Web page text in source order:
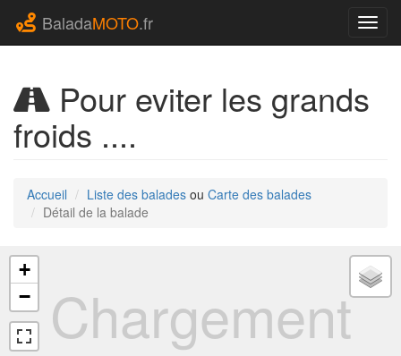
BaladaMOTO.fr
Pour eviter les grands
froids ....
Accueil Liste des balades ou Carte des balades
Détail de la balade
Chargement
+
−